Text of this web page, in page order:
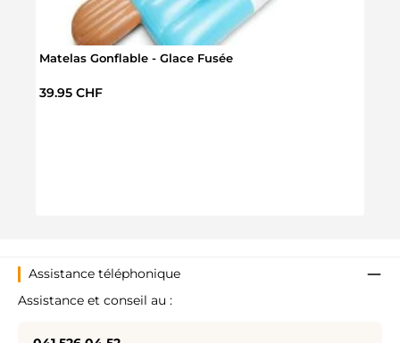
Matelas Gonflable - Glace Fusée
Prix régulier :
39.95 CHF
Assistance téléphonique
Assistance et conseil au :